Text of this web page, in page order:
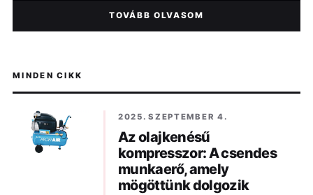
TOVÁBB OLVASOM
MINDEN CIKK
2025. SZEPTEMBER 4.
Az olajkenésű
kompresszor: A csendes
munkaerő, amely
mögöttünk dolgozik